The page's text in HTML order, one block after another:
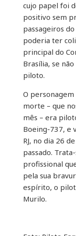
cujo papel foi
positivo sem
passageiros
poderia ter
principal do
Brasília, se
piloto.
O
morte – que
mês – era
Boeing-737, e
RJ, no dia 26
passado.
profissional
pela sua
espírito, o
Murilo.